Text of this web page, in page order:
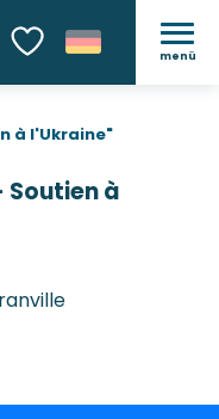
Voir les favoris
menü
à l'Ukraine"
Soutien à